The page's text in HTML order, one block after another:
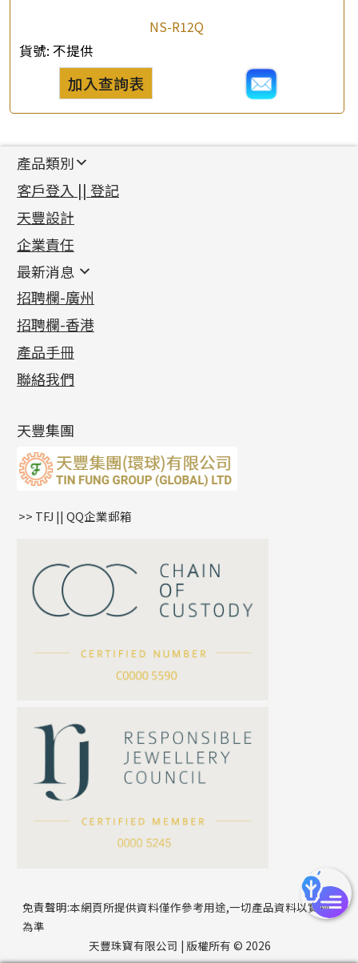
NS-R12Q
貨號: 不提供
加入查詢表
公司名稱
聯絡電話
產品類別
新產品
足金系列
足金配件
機織鏈系列
珠仔鏈
镶口链
管狀網鏈
十字車花鏈系列
十字閃O鏈系列
十字錘打鏈系列
側身車花鏈系列
側身鏈系列
雙十字鏈系列
水波鏈系列
蛇骨鏈系列
鏈尾系列
嘴唇鏈系列
S車花鏈系列
珍珠鏈系列
坦克鏈系列
滿天星鏈系列
方假繩鏈系列
首飾配件
耳環類配件
卷迫系列
螺絲迫系列
梅花迫系列
平臺迫系列
綫拍系列
美拍系列
耳環扣系列
耳綫/耳鈎系列
耳環爪頭
耳環
鏈類配件
動感車花吊墜
調節珠系列
生圈扣系列
龍蝦扣系列
鴨俐制系列
字母吊墜
相盒吊墜
項鏈吊墜
生肖吊墜
星座吊墜
珠扣
其他類配件
珠盤系列
袖口鈕系列
焊片及鐳射綫
空心車花管
珠類配件
無孔光身珠
空心光身珠
無孔批花珠
鑲口類
四爪頭系列
六爪頭系列
車花片
動感車花片
鑲口戒指
鑲口手鏈系列
首飾系列
手镯系列
戒指系列
空心耳環
空心车花管首饰链
空心手鐲系列
貴金屬原料
千足金
記憶金屬系列
記憶戒指
拉簧珠珠手鏈
記憶鈦手鐲
客戶登入 || 登記
天豐設計
企業責任
最新消息
最新消息
各項證書(2)
相片集(9)
展覽會資訊
最新產品資訊
招聘欄-廣州
招聘欄-香港
產品手冊
聯絡我們
天豐集團
>> TFJ || QQ企業郵箱
免責聲明:本網頁所提供資料僅作參考用途,一切產品資料以實物
為準
天豐珠寶有限公司 | 版權所有 © 2026